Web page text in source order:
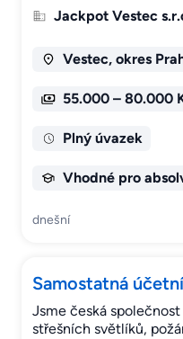
Jackpot Vestec
Vestec, okres
55.000 – 80.000
Plný úvazek
Vhodné pro
dnešní
Samostatná účetní
Jsme česká
střešních světlíků,